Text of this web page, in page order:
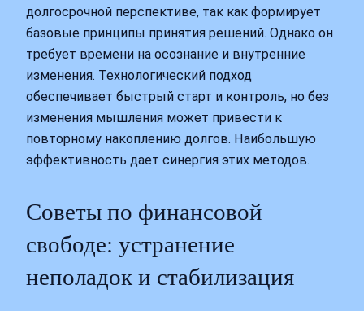
долгосрочной перспективе, так как формирует
базовые принципы принятия решений. Однако он
требует времени на осознание и внутренние
изменения. Технологический подход
обеспечивает быстрый старт и контроль, но без
изменения мышления может привести к
повторному накоплению долгов. Наибольшую
эффективность дает синергия этих методов.
Советы по финансовой
свободе: устранение
неполадок и стабилизация